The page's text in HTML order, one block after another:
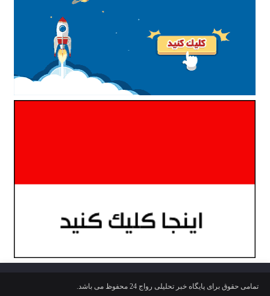
تمامی حقوق برای پایگاه خبر تحلیلی رواج 24 محفوظ می باشد.